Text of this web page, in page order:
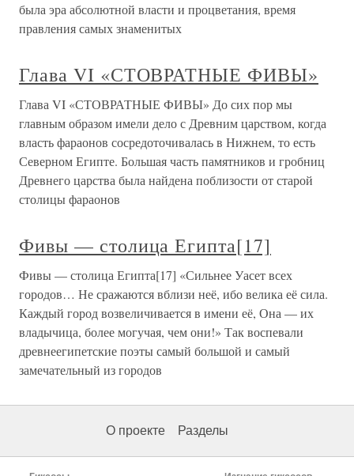
была эра абсолютной власти и процветания, время
правления самых знаменитых
Глава VI «СТОВРАТНЫЕ ФИВЫ»
Глава VI «СТОВРАТНЫЕ ФИВЫ» До сих пор мы
главным образом имели дело с Древним царством, когда
власть фараонов сосредоточивалась в Нижнем, то есть
Северном Египте. Большая часть памятников и гробниц
Древнего царства была найдена поблизости от старой
столицы фараонов
Фивы — столица Египта[17]
Фивы — столица Египта[17] «Сильнее Уасет всех
городов… Не сражаются вблизи неё, ибо велика её сила.
Каждый город возвеличивается в имени её, Она — их
владычица, более могучая, чем они!» Так воспевали
древнеегипетские поэты самый большой и самый
замечательный из городов
О проекте Разделы